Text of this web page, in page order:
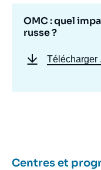
OMC : quel
russe ?
Télécharger
Centres et